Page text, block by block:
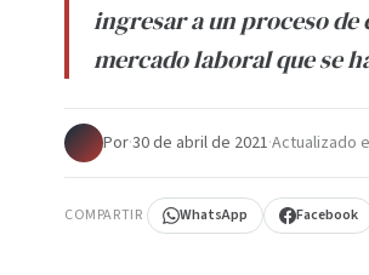
ingresar a un proceso
mercado laboral que se
Por·30 de abril de 2021·Actualizado
COMPARTIR WhatsApp Facebook